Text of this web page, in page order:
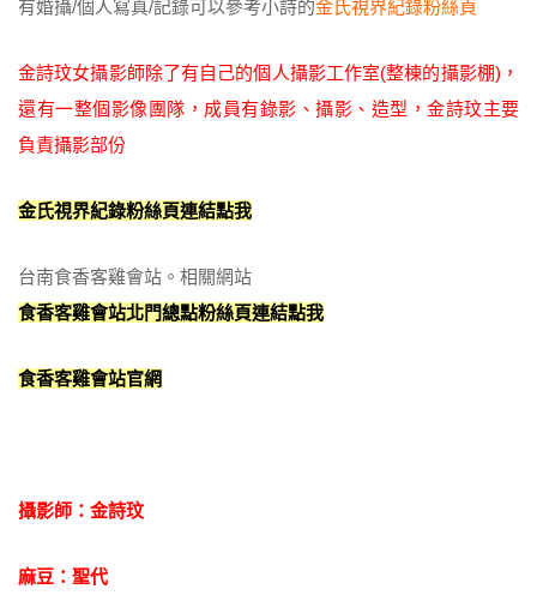
有婚攝/個人寫真/記錄可以參考小詩的金氏視界紀錄粉絲頁
金詩玟女攝影師除了有自己的個人攝影工作室(整棟的攝影棚)，
還有一整個影像團隊，成員有錄影、攝影、造型，金詩玟主要
負責攝影部份
金氏視界紀錄粉絲頁連結點我
台南食香客雞會站。相關網站
食香客雞會站北門總點粉絲頁連結點我
食香客雞會站官網
攝影師：金詩玟
麻豆：聖代